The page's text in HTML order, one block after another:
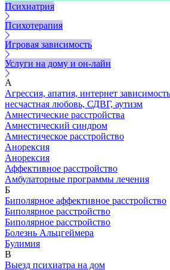
Психиатрия
Психотерапия
Игровая зависимость
Услуги на дому и он-лайн
А
Агрессия, апатия, интернет
несчастная любовь, СДВГ, аутизм
Амнестические расстройства
Амнестический синдром
Амнестическое расстройство
Анорексия
Анорексия
Аффективное расстройство
Амбулаторные программы лечения
Б
Биполярное аффективное расстройство
Биполярное расстройство
Биполярное расстройство
Болезнь Альцгеймера
Булимия
В
Выезд психиатра на дом